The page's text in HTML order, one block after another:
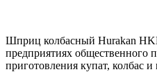
Шприц колбасный Hurakan
предприятиях общественного
приготовления купат, колбас